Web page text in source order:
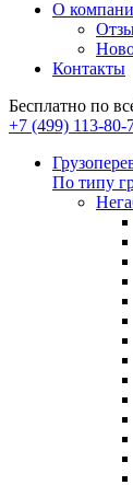
О
Контакты
Бесплатно по
+7 (499) 113-80-
По типу